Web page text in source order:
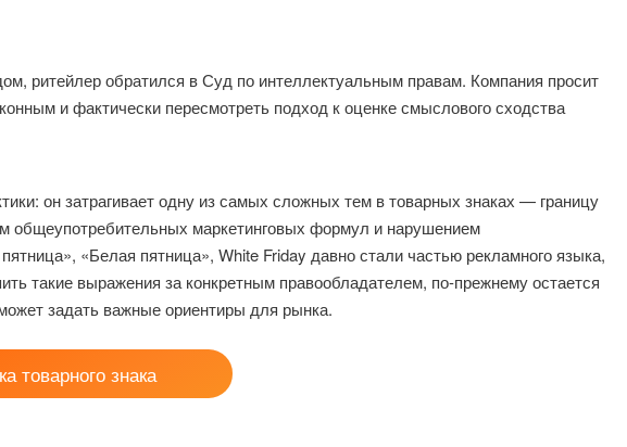
ритейлер обратился в Суд по интеллектуальным правам. Компания просит
и фактически пересмотреть подход к оценке смыслового сходства
он затрагивает одну из самых сложных тем в товарных знаках — границу
общеупотребительных маркетинговых формул и нарушением
«Белая пятница», White Friday давно стали частью рекламного языка,
такие выражения за конкретным правообладателем, по-прежнему остается
задать важные ориентиры для рынка.
товарного знака